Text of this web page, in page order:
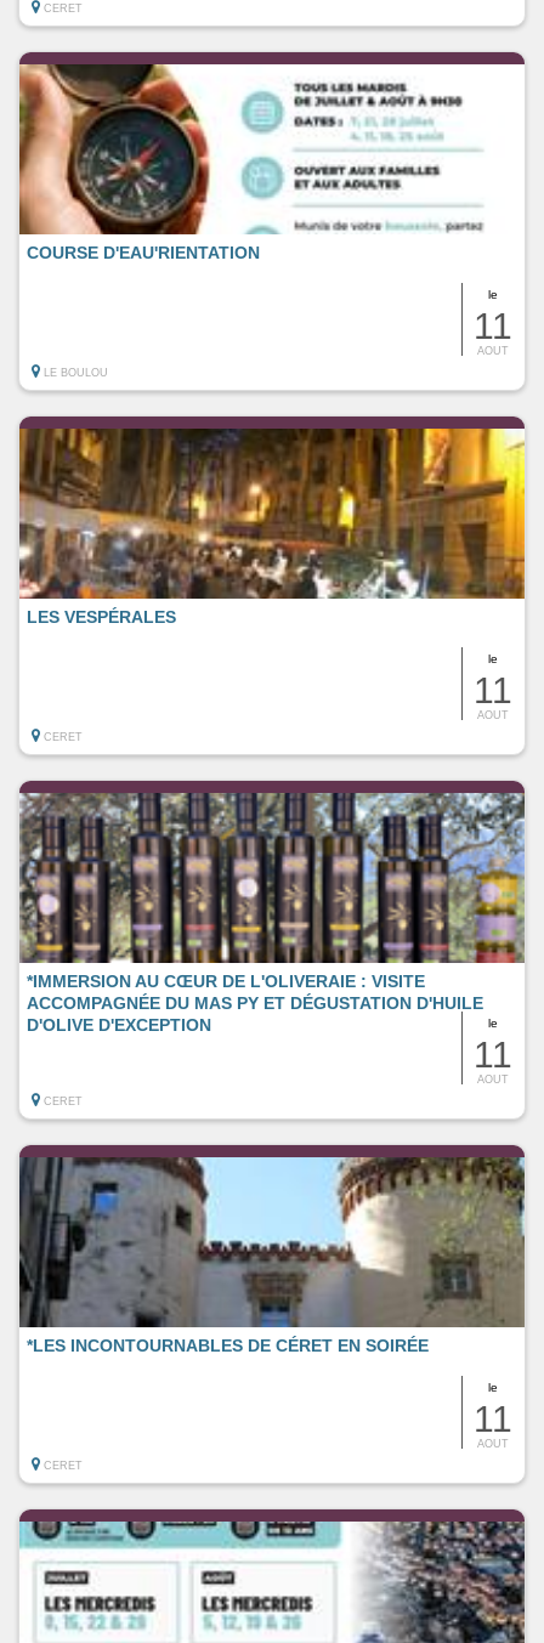
CERET
le
11
AOUT
COURSE D'EAU'RIENTATION
LE BOULOU
le
11
AOUT
LES VESPÉRALES
CERET
le
11
AOUT
*IMMERSION AU CŒUR DE L'OLIVERAIE : VISITE
ACCOMPAGNÉE DU MAS PY ET DÉGUSTATION D'HUILE
D'OLIVE D'EXCEPTION
CERET
le
11
AOUT
*LES INCONTOURNABLES DE CÉRET EN SOIRÉE
CERET